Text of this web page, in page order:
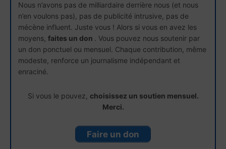
Nous n’avons pas de milliardaire derrière nous (et nous
n’en voulons pas), pas de publicité intrusive, pas de
mécène influent. Juste vous ! Alors si vous en avez les
moyens, faites un don . Vous pouvez nous soutenir par
un don ponctuel ou mensuel. Chaque contribution, même
modeste, renforce un journalisme indépendant et
enraciné.
Si vous le pouvez, choisissez un soutien mensuel.
Merci.
Faire un don